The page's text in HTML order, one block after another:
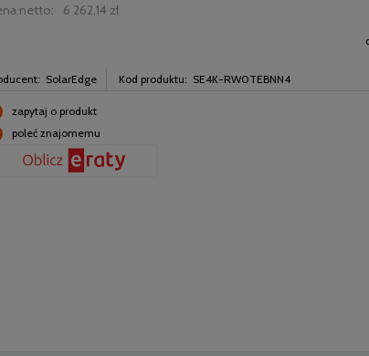
netto: 6 262,14 zł
SolarEdge Kod produktu: SE4K-RW0TEBNN4
zapytaj o produkt
poleć znajomemu